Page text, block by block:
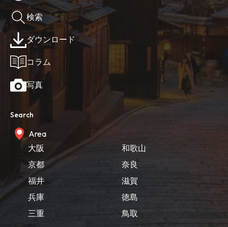
検索
ダウンロード
コラム
写真
Search
Area
大阪
京都
福井
兵庫
三重
和歌山
奈良
滋賀
徳島
鳥取